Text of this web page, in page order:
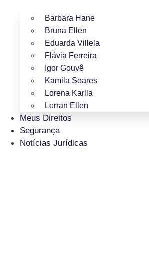
Barbara Hane
Bruna Ellen
Eduarda Villela
Flávia Ferreira
Igor Gouvê
Kamila Soares
Lorena Karlla
Lorran Ellen
Meus Direitos
Segurança
Notícias Jurídicas